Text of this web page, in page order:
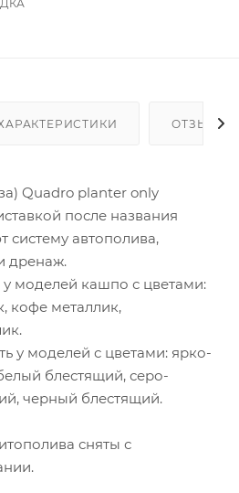
ОТЗЫВЫ
Quadro planter only
после названия
систему автополива,
дренаж.
у моделей кашпо с цветами:
кофе металлик,
у моделей с цветами: ярко-
блестящий, серо-
черный блестящий.
сняты с